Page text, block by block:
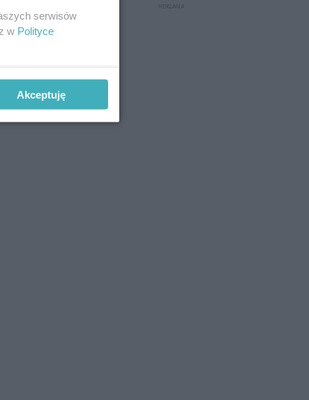
serwisów
w Polityce
Akceptuję